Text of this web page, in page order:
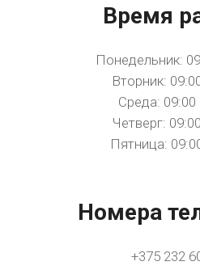
Время
Понедельник:
Вторник:
Среда:
Четверг:
Пятница:
Номера
+375 232